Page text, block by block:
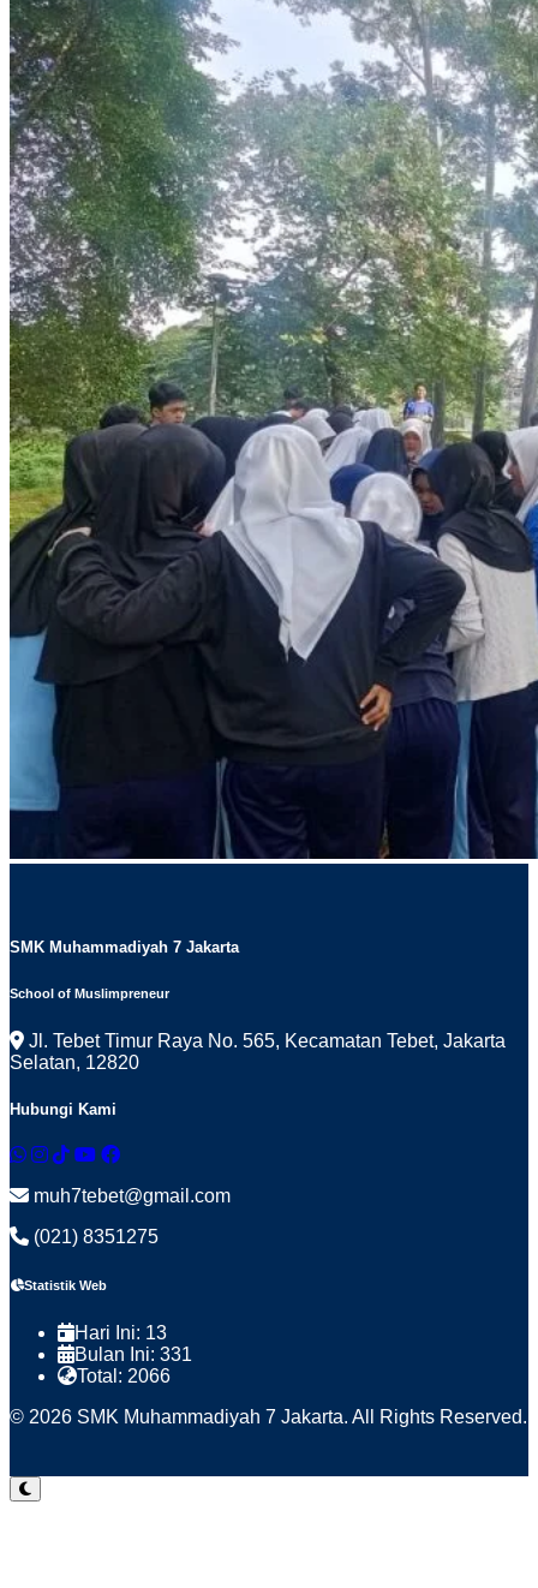
SMK Muhammadiyah 7 Jakarta
School of Muslimpreneur
Jl. Tebet Timur Raya No. 565, Kecamatan Tebet, Jakarta
Selatan, 12820
Hubungi Kami
muh7tebet@gmail.com
(021) 8351275
Statistik Web
Hari Ini: 13
Bulan Ini: 331
Total: 2066
© 2026 SMK Muhammadiyah 7 Jakarta. All Rights Reserved.